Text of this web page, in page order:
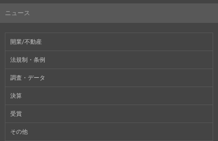
ニュース
開業/不動産
法規制・条例
調査・データ
決算
受賞
その他